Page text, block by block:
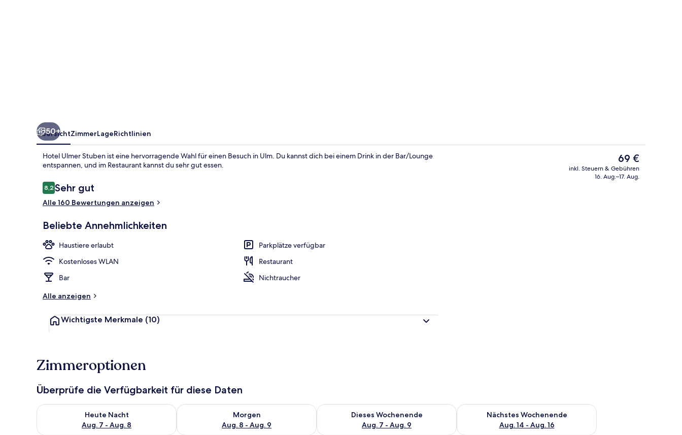
50+
ÜbersichtZimmerLageRichtlinien
Hotel Ulmer Stuben ist eine hervorragende Wahl für einen Besuch in Ulm. Du kannst dich bei einem Drink in der Bar/Lounge
entspannen, und im Restaurant kannst du sehr gut essen.
Bewertungen
8,28,2 von 10.
Sehr gut
Alle 160 Bewertungen anzeigen
Beliebte Annehmlichkeiten
Haustiere erlaubt
Parkplätze verfügbar
Kostenloses WLAN
Restaurant
Bar
Nichtraucher
Alle anzeigen
Wichtigste Merkmale (10)
Der
aktuelle
Preis
69 €
inkl. Steuern & Gebühren
16. Aug.–17. Aug.
Zimmeroptionen
Überprüfe die Verfügbarkeit für diese Daten
Heute Nacht
Aug. 7 - Aug. 8
Überprüfe die Verfügbarkeit für heute Nacht, Aug. 7 - Aug. 8.
Morgen
Aug. 8 - Aug. 9
Überprüfe die Verfügbarkeit für morgen, Aug. 8 - Aug. 9.
Dieses Wochenende
Aug. 7 - Aug. 9
Überprüfe die Verfügbarkeit für dieses Wochenende, Aug. 7 - Aug. 9.
Nächstes Wochenende
Aug. 14 - Aug. 16
Überprüfe die Verfügbarkeit für nächstes Wochenende, Aug.